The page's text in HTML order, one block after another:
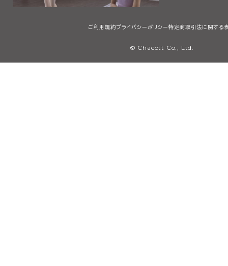
ご利用規約プライバシーポリシー 特定商取引法に関する
© Chacott Co., Ltd.